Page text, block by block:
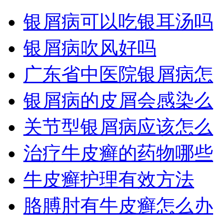
银屑病可以吃银耳汤吗
银屑病吹风好吗
广东省中医院银屑病怎
银屑病的皮屑会感染么
关节型银屑病应该怎么
治疗牛皮癣的药物哪些
牛皮癣护理有效方法
胳膊肘有牛皮癣怎么办